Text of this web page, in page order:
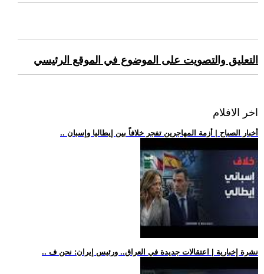
التعليق والتصويت على الموضوع في الموقع الرئيسي
اخر الافلام
.. أخبار الصباح | أزمة المهاجرين تفجر خلافاً بين إيطاليا وإسبان
.. نشرة إخبارية | اعتقالات جديدة في العراق.. ورئيس إيران: نحن ف